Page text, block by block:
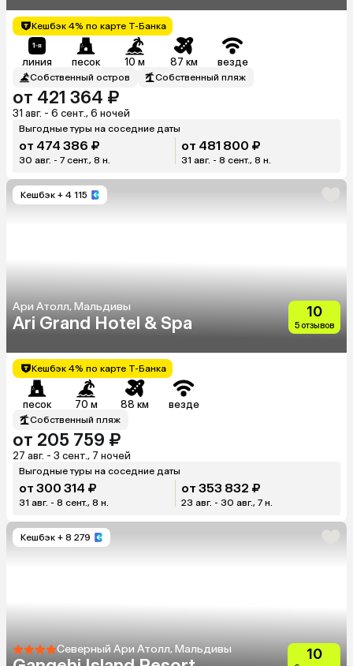
Maldives)
Кешбэк 4% по карте Т-Банка
линия песок 10 м 87 км везде
Собственный остров Собственный пляж
от 421 364 ₽
31 авг. - 6 сент., 6 ночей
Выгодные туры на соседние даты
от 474 386 ₽
30 авг. - 7 сент., 8 н.
от 481 800 ₽
31 авг. - 8 сент., 8 н.
Кешбэк + 4 115
Ари Атолл, Мальдивы
Ari Grand Hotel & Spa
10
5 отзывов
Кешбэк 4% по карте Т-Банка
песок 70 м 88 км везде
Собственный пляж
от 205 759 ₽
27 авг. - 3 сент., 7 ночей
Выгодные туры на соседние даты
от 300 314 ₽
31 авг. - 8 сент., 8 н.
от 353 832 ₽
23 авг. - 30 авг., 7 н.
Кешбэк + 8 279
Северный Ари Атолл, Мальдивы 10